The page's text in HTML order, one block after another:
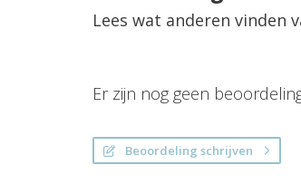
Lees wat anderen vinden
Er zijn nog geen
Beoordeling schrijven